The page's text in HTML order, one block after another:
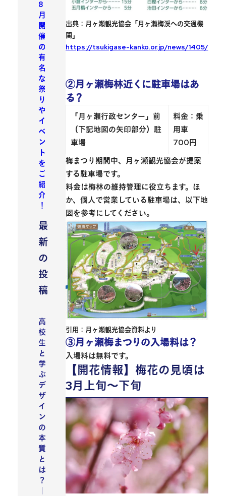
出典：月ヶ瀬観光協会「月ヶ瀬梅渓への交通機
関」
https://tsukigase-kanko.or.jp/news/1405/
②月ヶ瀬梅林近くに駐車場はあ
る？
「月ヶ瀬行政センター」前
（下記地図の矢印部分）駐
車場
料金：乗
用車
700円
梅まつり期間中、月ヶ瀬観光協会が提案
する駐車場です。
料金は梅林の維持管理に役立ちます。ほ
か、個人で営業している駐車場は、以下地
図を参考にしてください。
引用：月ヶ瀬観光協会資料より
③月ヶ瀬梅まつりの入場料は？
入場料は無料です。
【開花情報】梅花の見頃は
3月上旬～下旬
8
月
開
催
の
有
名
な
祭
り
や
イ
ベ
ン
ト
を
ご
紹
介
！
最
新
の
投
稿
高
校
生
と
学
ぶ
デ
ザ
イ
ン
の
本
質
と
は
？